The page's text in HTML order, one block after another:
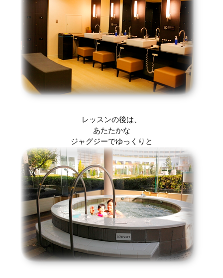
レッスンの後は、
あたたかな
ジャグジーでゆっくりと